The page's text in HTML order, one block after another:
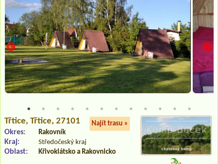
Třtice, Třtice, 27101 Najít trasu »
Okres: Rakovník
Kraj: Středočeský kraj
Oblast: Křivoklátsko a Rakovnicko